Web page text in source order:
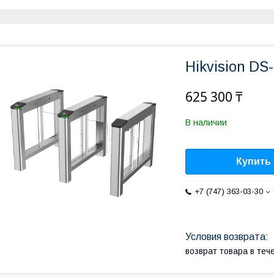
Hikvision
625 300 ₸
В наличии
Купить
+7 (747) 363-03-30
возврат товара в